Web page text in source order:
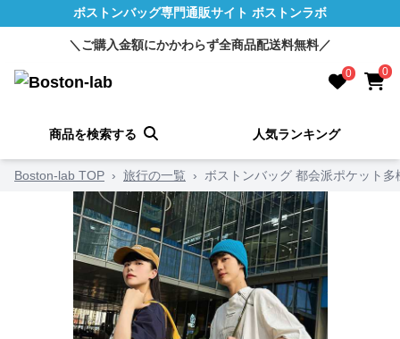
ボストンバッグ専門通販サイト ボストンラボ
＼ご購入金額にかかわらず全商品配送料無料／
0 0
商品を検索する 人気ランキング
Boston-lab TOP › 旅行の一覧 › ボストンバッグ 都会派ポケット